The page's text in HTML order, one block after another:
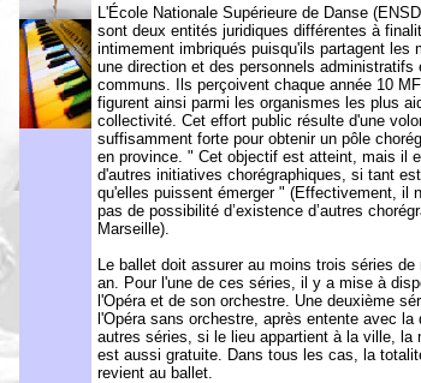
L'École Nationale Supérieure de Danse
sont deux entités juridiques différentes à
intimement imbriqués puisqu'ils partagent les
une direction et des personnels administratifs
communs. Ils perçoivent chaque année 10
figurent ainsi parmi les organismes les plus
collectivité. Cet effort public résulte d'une
suffisamment forte pour obtenir un pôle
en province. " Cet objectif est atteint, mais il
d'autres initiatives chorégraphiques, si tant
qu'elles puissent émerger " (Effectivement, il
pas de possibilité d’existence d’autres
Marseille).
Le ballet doit assurer au moins trois séries de
an. Pour l'une de ces séries, il y a mise à
l'Opéra et de son orchestre. Une deuxième
l'Opéra sans orchestre, après entente avec la
autres séries, si le lieu appartient à la ville, la
est aussi gratuite. Dans tous les cas, la
revient au ballet.